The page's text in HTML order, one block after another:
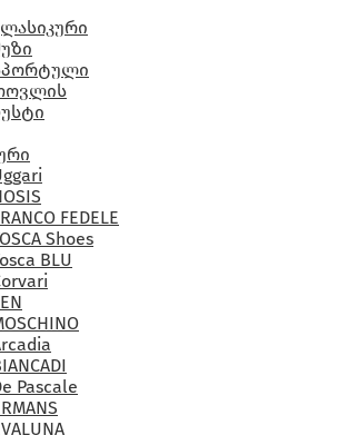
FEDELE
Shoes
BLU
Pascale